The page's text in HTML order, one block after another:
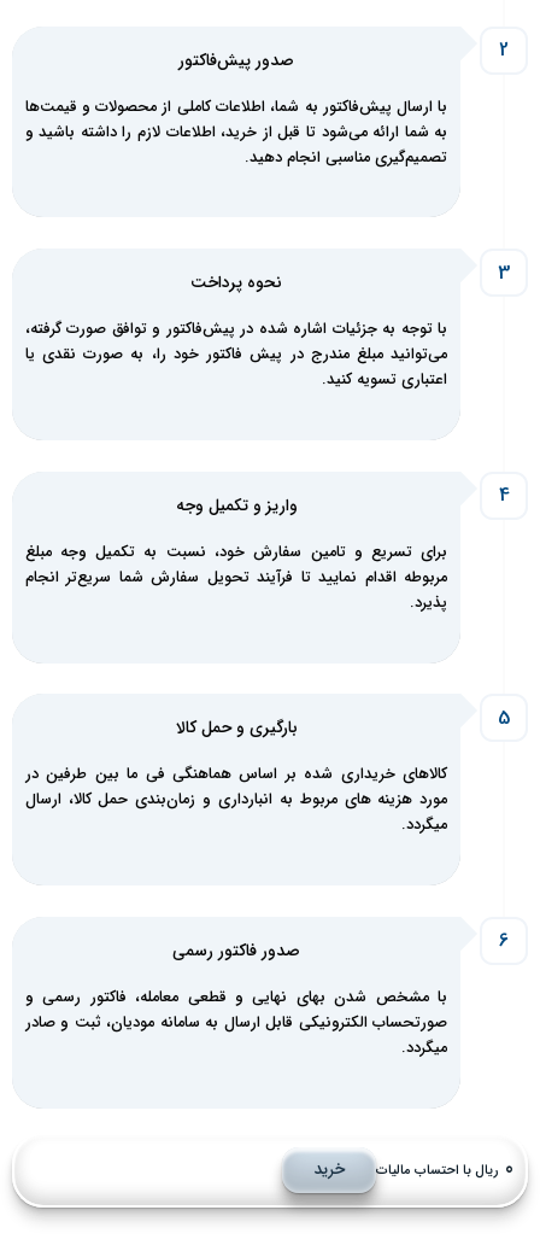
صدور پیش‌فاکتور
با ارسال پیش‌فاکتور به شما، اطلاعات کاملی از محصولات و قیمت‌ها
به شما ارائه می‌شود تا قبل از خرید، اطلاعات لازم را داشته باشید و
تصمیم‌گیری مناسبی انجام دهید.
نحوه پرداخت
با توجه به جزئیات اشاره شده در پیش‌فاکتور و توافق صورت گرفته،
می‌توانید مبلغ مندرج در پیش فاکتور خود را، به صورت نقدی یا
اعتباری تسویه کنید.
واریز و تکمیل‌ وجه
برای تسریع و تامین سفارش خود، نسبت به تکمیل وجه مبلغ
مربوطه اقدام نمایید تا فرآیند تحویل سفارش شما سریع‌تر انجام
پذیرد.
بارگیری و حمل کالا
کالاهای خریداری شده بر اساس هماهنگی فی ما بین طرفین در
مورد هزینه های مربوط به انبارداری و زمان‌بندی حمل کالا، ارسال
میگردد.
صدور فاکتور رسمی
با مشخص شدن بهای نهایی و قطعی معامله، فاکتور رسمی و
صورتحساب الکترونیکی قابل ارسال به سامانه مودیان، ثبت و صادر
میگردد.
ریال با احتساب مالیات خرید